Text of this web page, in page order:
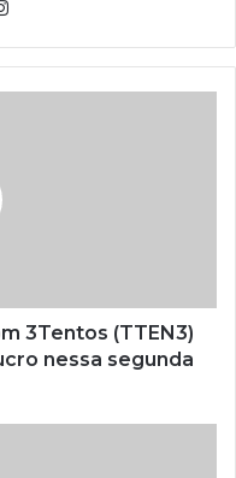
3Tentos (TTEN3)
nessa segunda